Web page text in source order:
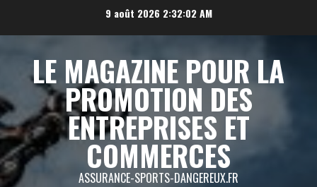
9 août 2026 2:32:02 AM
LE MAGAZINE POUR LA
PROMOTION DES
ENTREPRISES ET
COMMERCES
ASSURANCE-SPORTS-DANGEREUX.FR